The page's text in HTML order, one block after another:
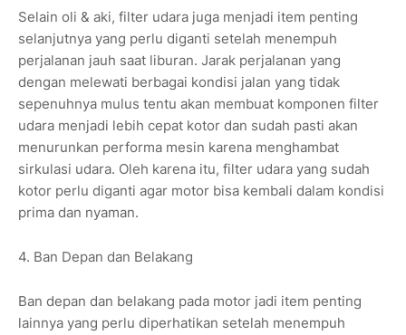
Selain oli & aki, filter udara juga menjadi item penting
selanjutnya yang perlu diganti setelah menempuh
perjalanan jauh saat liburan. Jarak perjalanan yang
dengan melewati berbagai kondisi jalan yang tidak
sepenuhnya mulus tentu akan membuat komponen filter
udara menjadi lebih cepat kotor dan sudah pasti akan
menurunkan performa mesin karena menghambat
sirkulasi udara. Oleh karena itu, filter udara yang sudah
kotor perlu diganti agar motor bisa kembali dalam kondisi
prima dan nyaman.
4. Ban Depan dan Belakang
Ban depan dan belakang pada motor jadi item penting
lainnya yang perlu diperhatikan setelah menempuh